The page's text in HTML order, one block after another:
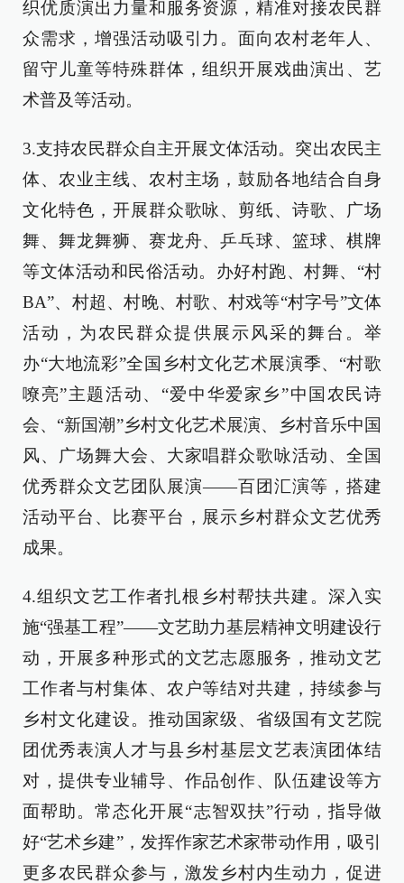
织优质演出力量和服务资源，精准对接农民群
众需求，增强活动吸引力。面向农村老年人、
留守儿童等特殊群体，组织开展戏曲演出、艺
术普及等活动。
3.支持农民群众自主开展文体活动。突出农民主
体、农业主线、农村主场，鼓励各地结合自身
文化特色，开展群众歌咏、剪纸、诗歌、广场
舞、舞龙舞狮、赛龙舟、乒乓球、篮球、棋牌
等文体活动和民俗活动。办好村跑、村舞、“村
BA”、村超、村晚、村歌、村戏等“村字号”文体
活动，为农民群众提供展示风采的舞台。举
办“大地流彩”全国乡村文化艺术展演季、“村歌
嘹亮”主题活动、“爱中华爱家乡”中国农民诗
会、“新国潮”乡村文化艺术展演、乡村音乐中国
风、广场舞大会、大家唱群众歌咏活动、全国
优秀群众文艺团队展演——百团汇演等，搭建
活动平台、比赛平台，展示乡村群众文艺优秀
成果。
4.组织文艺工作者扎根乡村帮扶共建。深入实
施“强基工程”——文艺助力基层精神文明建设行
动，开展多种形式的文艺志愿服务，推动文艺
工作者与村集体、农户等结对共建，持续参与
乡村文化建设。推动国家级、省级国有文艺院
团优秀表演人才与县乡村基层文艺表演团体结
对，提供专业辅导、作品创作、队伍建设等方
面帮助。常态化开展“志智双扶”行动，指导做
好“艺术乡建”，发挥作家艺术家带动作用，吸引
更多农民群众参与，激发乡村内生动力，促进